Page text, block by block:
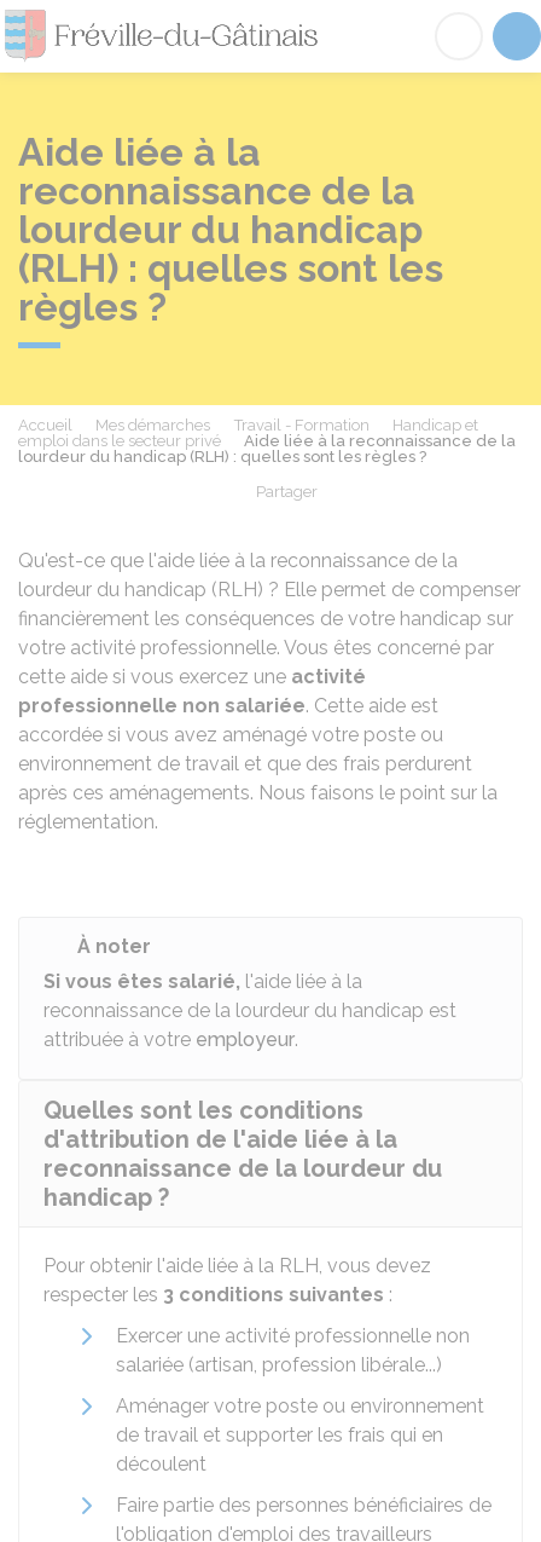
Fréville-du-
Aide liée à la
reconnaissance de la
lourdeur du handicap
(RLH) : quelles sont les
règles ?
Accueil Mes démarches Travail - Formation
Handicap et
emploi dans le secteur privé
Aide liée à la reconnaissance de la
lourdeur du handicap (RLH) : quelles sont les règles ?
Partager
Qu'est-ce que l'aide liée à la reconnaissance de la
lourdeur du handicap (RLH) ? Elle permet de compenser
financièrement les conséquences de votre handicap sur
votre activité professionnelle. Vous êtes concerné par
cette aide si vous exercez une activité
professionnelle non salariée. Cette aide est
accordée si vous avez aménagé votre poste ou
environnement de travail et que des frais perdurent
après ces aménagements. Nous faisons le point sur la
réglementation.
À noter
Si vous êtes salarié, l'aide liée à la
reconnaissance de la lourdeur du handicap est
attribuée à votre employeur.
Quelles sont les conditions
d'attribution de l'aide liée à la
reconnaissance de la lourdeur du
handicap ?
Pour obtenir l'aide liée à la RLH, vous devez
respecter les 3 conditions suivantes :
Exercer une activité professionnelle non
salariée (artisan, profession libérale...)
Aménager votre poste ou environnement
de travail et supporter les frais qui en
découlent
Faire partie des personnes bénéficiaires de
l'obligation d'emploi des travailleurs